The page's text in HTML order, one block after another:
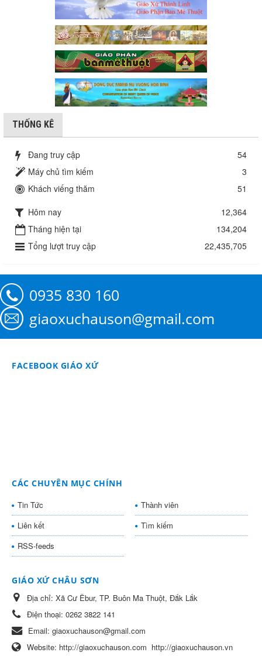
THỐNG KÊ
Đang truy cập
54
Máy chủ tìm kiếm
3
Khách viếng thăm
51
Hôm nay
12,364
Tháng hiện tại
134,204
Tổng lượt truy cập
22,435,705
0935 830 160
giaoxuchauson@gmail.com
FACEBOOK GIÁO XỨ
CÁC CHUYÊN MỤC CHÍNH
Tin Tức
Thành viên
Liên kết
Tìm kiếm
RSS-feeds
GIÁO XỨ CHÂU SƠN
Địa chỉ: Xã Cư Êbur, TP. Buôn Ma Thuột, Đắk Lắk
Điện thoại: 0262 3822 141
Email: giaoxuchauson@gmail.com
Website: http://giaoxuchauson.com http://giaoxuchauson.vn